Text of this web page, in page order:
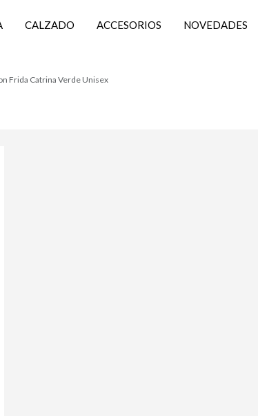
CALZADO ACCESORIOS NOVEDADES
Frida Catrina Verde Unisex